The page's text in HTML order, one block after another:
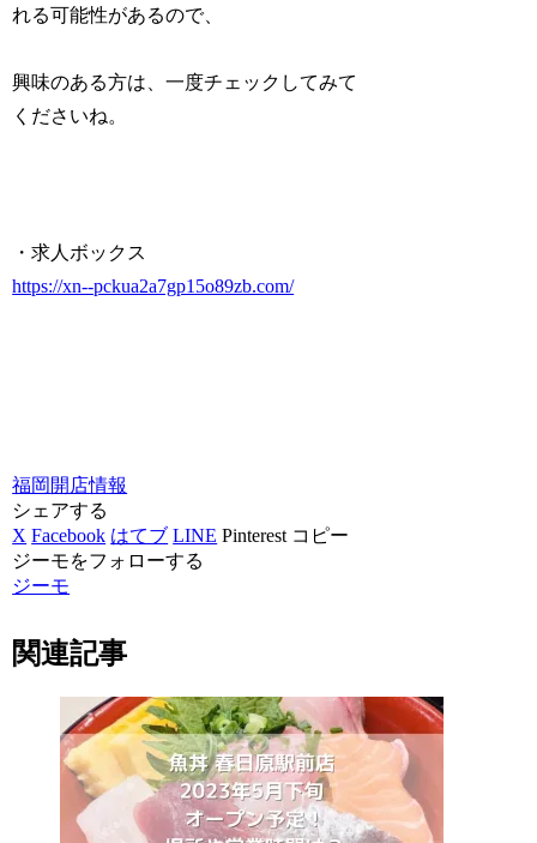
れる可能性があるので、
興味のある方は、一度チェックしてみて
くださいね。
・求人ボックス
https://xn--pckua2a7gp15o89zb.com/
福岡 開店情報
シェアする
X Facebook はてブ LINE Pinterest コピー
ジーモをフォローする
ジーモ
関連記事